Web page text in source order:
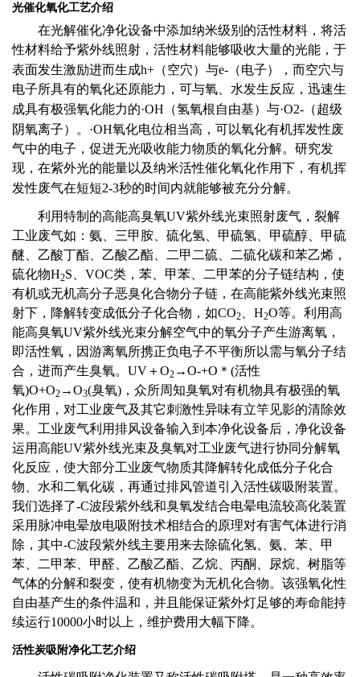
光催化氧化工艺介绍
在光解催化净化设备中添加纳米级别的活性材料，将活
性材料给予紫外线照射，活性材料能够吸收大量的光能，于
表面发生激励进而生成h+ （空穴）与e- （电子），而空穴与
电子所具有的氧化还原能力，可与氧、水发生反应，迅速生
成具有极强氧化能力的·OH （氢氧根自由基）与·O2- （超级
阴氧离子）。 ·OH氧化电位相当高，可以氧化有机挥发性废
气中的电子，促进无光吸收能力物质的氧化分解。研究发
现，在紫外光的能量以及纳米活性催化氧化作用下，有机挥
发性废气在短短2-3秒的时间内就能够被充分分解。
利用特制的高能高臭氧UV紫外线光束照射废气，裂解
工业废气如：氨、三甲胺、硫化氢、甲硫氢、甲硫醇、甲硫
醚、乙酸丁酯、乙酸乙酯、二甲二硫、二硫化碳和苯乙烯，
硫化物H2S、VOC类，苯、甲苯、二甲苯的分子链结构，使
有机或无机高分子恶臭化合物分子链，在高能紫外线光束照
射下，降解转变成低分子化合物，如CO2 、H2O等。利用高
能高臭氧UV紫外线光束分解空气中的氧分子产生游离氧，
即活性氧，因游离氧所携正负电子不平衡所以需与氧分子结
合，进而产生臭氧。UV＋O2 →O-+O＊(活性
氧)O+O2 →O3(臭氧)，众所周知臭氧对有机物具有极强的氧
化作用，对工业废气及其它刺激性异味有立竿见影的清除效
果。工业废气利用排风设备输入到本净化设备后，净化设备
运用高能UV紫外线光束及臭氧对工业废气进行协同分解氧
化反应，使大部分工业废气物质其降解转化成低分子化合
物、水和二氧化碳，再通过排风管道引入活性碳吸附装置。
我们选择了-C波段紫外线和臭氧发结合电晕电流较高化装置
采用脉冲电晕放电吸附技术相结合的原理对有害气体进行消
除，其中-C波段紫外线主要用来去除硫化氢、氨、苯、甲
苯、二甲苯、甲醛、乙酸乙酯、乙烷、丙酮、尿烷、树脂等
气体的分解和裂变，使有机物变为无机化合物。该强氧化性
自由基产生的条件温和，并且能保证紫外灯足够的寿命能持
续运行10000小时以上，维护费用大幅下降。
活性炭吸附净化工艺介绍